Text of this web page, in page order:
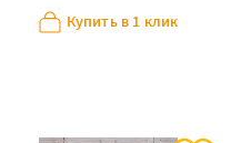
Купить в 1 клик